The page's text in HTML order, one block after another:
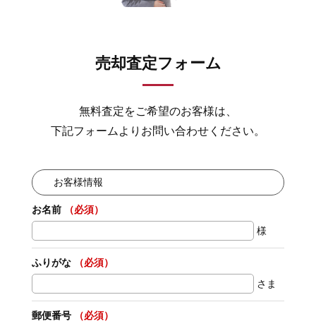
売却査定フォーム
無料査定をご希望のお客様は、
下記フォームよりお問い合わせください。
お客様情報
お名前
（必須）
様
ふりがな
（必須）
さま
郵便番号
（必須）